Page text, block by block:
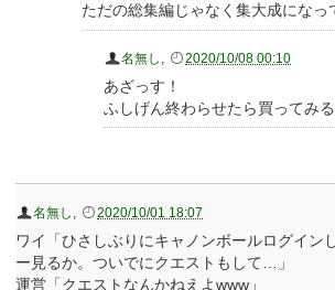
ただの総集編じゃなく集大成になっ
名無し 2020/10/08 00:10
あざっす！
ふしげん終わらせたら買ってみる
名無し 2020/10/01 18:07
ワイ「ひさしぶりにキャノンボールログイン
ー見るか。ついでにクエストもして…」
運営「クエストなんかねえよwww」